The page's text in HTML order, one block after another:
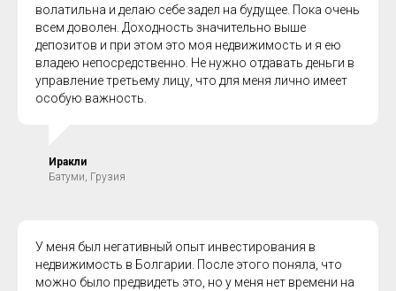
волатильна и делаю себе задел на будущее. Пока очень
всем доволен. Доходность значительно выше
депозитов и при этом это моя недвижимость и я ею
владею непосредственно. Не нужно отдавать деньги в
управление третьему лицу, что для меня лично имеет
особую важность.
Иракли
Батуми, Грузия
У меня был негативный опыт инвестирования в
недвижимость в Болгарии. После этого поняла, что
можно было предвидеть это, но у меня нет времени на